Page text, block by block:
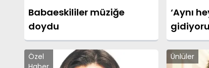
Babaeskililer müziğe
doydu
‘Aynı
Özel
Ünlüler